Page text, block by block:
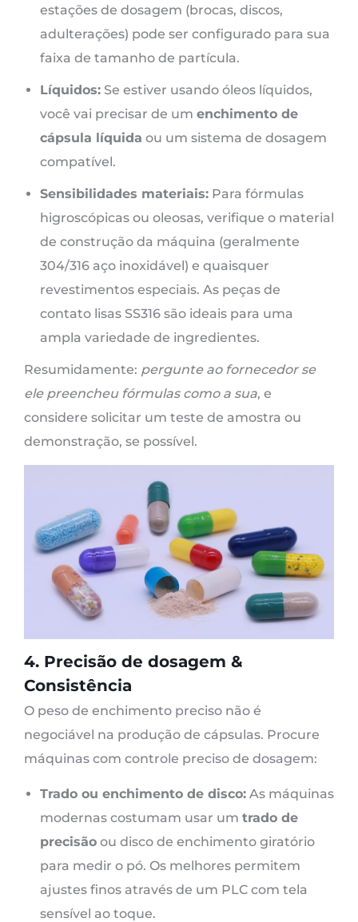
estações de dosagem (brocas, discos,
adulterações) pode ser configurado para sua
faixa de tamanho de partícula.
Líquidos: Se estiver usando óleos líquidos,
você vai precisar de um enchimento de
cápsula líquida ou um sistema de dosagem
compatível.
Sensibilidades materiais: Para fórmulas
higroscópicas ou oleosas, verifique o material
de construção da máquina (geralmente
304/316 aço inoxidável) e quaisquer
revestimentos especiais. As peças de
contato lisas SS316 são ideais para uma
ampla variedade de ingredientes.
Resumidamente: pergunte ao fornecedor se
ele preencheu fórmulas como a sua, e
considere solicitar um teste de amostra ou
demonstração, se possível.
4. Precisão de dosagem &
Consistência
O peso de enchimento preciso não é
negociável na produção de cápsulas. Procure
máquinas com controle preciso de dosagem:
Trado ou enchimento de disco: As máquinas
modernas costumam usar um trado de
precisão ou disco de enchimento giratório
para medir o pó. Os melhores permitem
ajustes finos através de um PLC com tela
sensível ao toque.